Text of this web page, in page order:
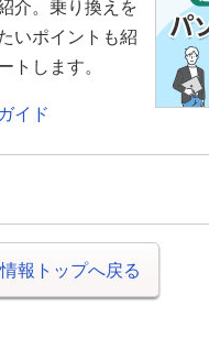
介。乗り換えを
いポイントも紹
トします。
イド
報トップへ戻る